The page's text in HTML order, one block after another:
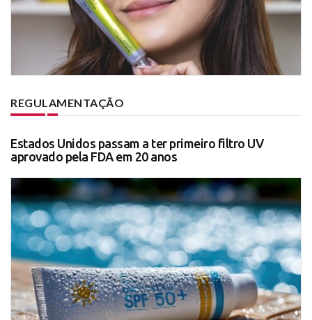
REGULAMENTAÇÃO
Estados Unidos passam a ter primeiro filtro UV
aprovado pela FDA em 20 anos